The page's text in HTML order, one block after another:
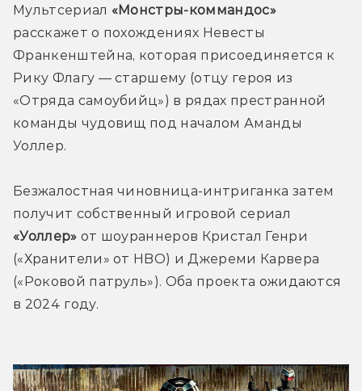
Мультсериал «Монстры-коммандос»
расскажет о похождениях Невесты
Франкенштейна, которая присоединяется к
Рику Флагу — старшему (отцу героя из
«Отряда самоубийц») в рядах престранной
команды чудовищ под началом Аманды
Уоллер.
Безжалостная чиновница-интриганка затем
«Уоллер» от шоураннеров Кристал Генри
(«Хранители» от HBO) и Джереми Карвера
(«Роковой патруль»). Оба проекта ожидаются
в 2024 году.